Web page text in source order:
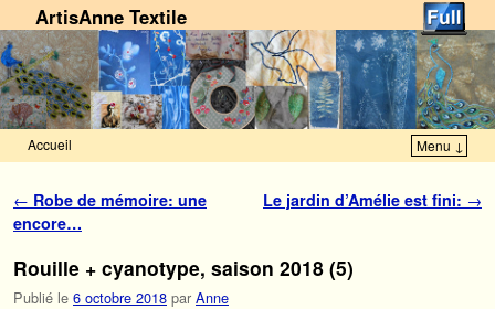
ArtisAnne Textile
Accueil Menu ↓
Navigation des articles
← Robe de mémoire: une
encore…
Le jardin d’Amélie est fini: →
Rouille + cyanotype, saison 2018 (5)
Publié le 6 octobre 2018 par Anne